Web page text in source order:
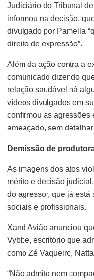
Judiciário do Tribunal
informou na decisão,
divulgado por Pamella
direito de expressão”.
Além da ação contra a
comunicado dizendo
relação saudável há
vídeos divulgados em
confirmou as agressões
ameaçado, sem
Demissão de
As imagens dos atos
mérito e decisão
do agressor, que já está
sociais e profissionais.
Xand Avião anunciou
Vybbe, escritório que
como Zé Vaqueiro,
“Não admito nem